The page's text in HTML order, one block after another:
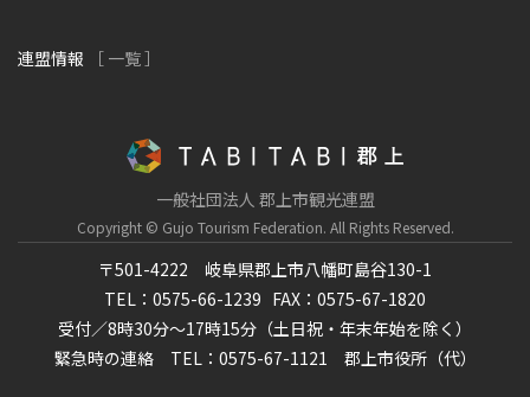
連盟情報 ［ 一覧 ］
一般社団法人 郡上市観光連盟
Copyright © Gujo Tourism Federation. All Rights Reserved.
〒501-4222 岐阜県郡上市八幡町島谷130-1
TEL：0575-66-1239 FAX：0575-67-1820
受付／8時30分～17時15分（土日祝・年末年始を除く）
緊急時の連絡 TEL：0575-67-1121 郡上市役所（代）